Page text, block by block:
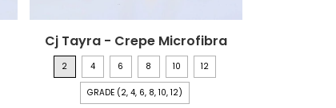
Cj Tayra - Crepe Microfibra
2 4 6 8 10 12
GRADE (2, 4, 6, 8, 10, 12)